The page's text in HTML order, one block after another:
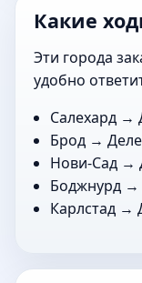
Какие
Эти города
удобно
Салехард →
Брод →
Нови-Сад →
Боджнурд →
Карлстад →